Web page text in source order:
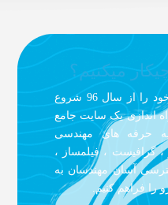
میکنیم؟
سی جی 3 دی اس فعالیت خود را از سال 96 شروع
اندازی یک سایت جامع
حرفه های مهندسی
، گرافیست ، فیلمساز ،
آسان مهندسان به
را فراهم کنیم.